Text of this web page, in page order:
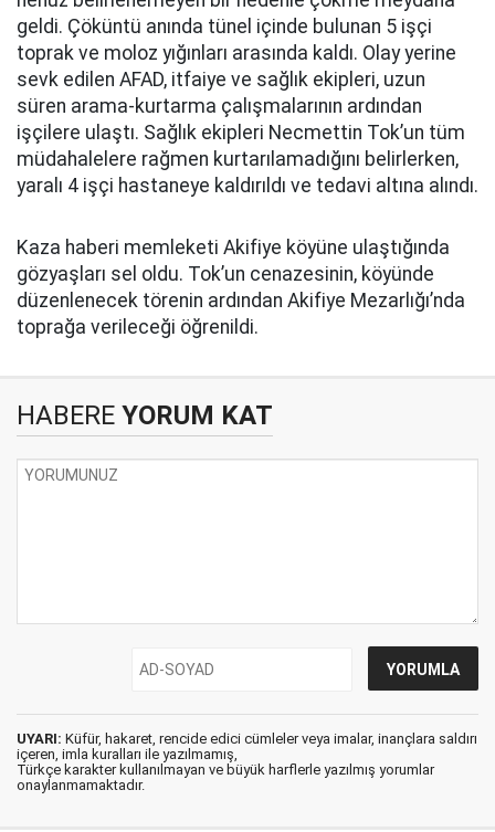
geldi. Çöküntü anında tünel içinde bulunan 5 işçi
toprak ve moloz yığınları arasında kaldı. Olay yerine
sevk edilen AFAD, itfaiye ve sağlık ekipleri, uzun
süren arama-kurtarma çalışmalarının ardından
işçilere ulaştı. Sağlık ekipleri Necmettin Tok’un tüm
müdahalelere rağmen kurtarılamadığını belirlerken,
yaralı 4 işçi hastaneye kaldırıldı ve tedavi altına alındı.
Kaza haberi memleketi Akifiye köyüne ulaştığında
gözyaşları sel oldu. Tok’un cenazesinin, köyünde
düzenlenecek törenin ardından Akifiye Mezarlığı’nda
toprağa verileceği öğrenildi.
HABERE YORUM KAT
UYARI: Küfür, hakaret, rencide edici cümleler veya imalar, inançlara saldırı
içeren, imla kuralları ile yazılmamış,
Türkçe karakter kullanılmayan ve büyük harflerle yazılmış yorumlar
onaylanmamaktadır.